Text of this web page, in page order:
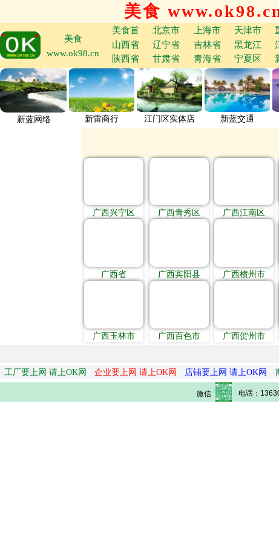
美食
美食
www.ok98.cn
美食首 北京市 上海市 天津市
山西省
辽宁省 吉林省 黑龙江
陕西省
甘肃省 青海省 宁夏区
新蓝网络 新雷商行 江门区实体店 新蓝交通
广西兴宁区 广西青秀区 广西江南区
广西省 广西宾阳县 广西横州市
广西玉林市 广西百色市 广西贺州市
工厂要上网 请上OK网
企业要上网 请上OK网 店铺要上网 请上OK网
微信 电话：